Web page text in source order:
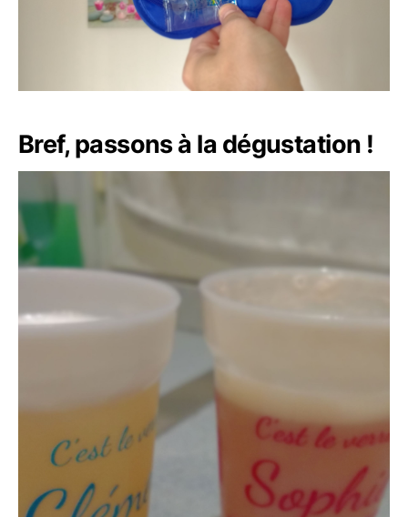
Bref, passons à la dégustation !